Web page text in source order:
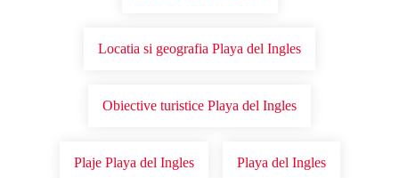
Locatia si geografia Playa del Ingles
Obiective turistice Playa del Ingles
Plaje Playa del Ingles Playa del Ingles